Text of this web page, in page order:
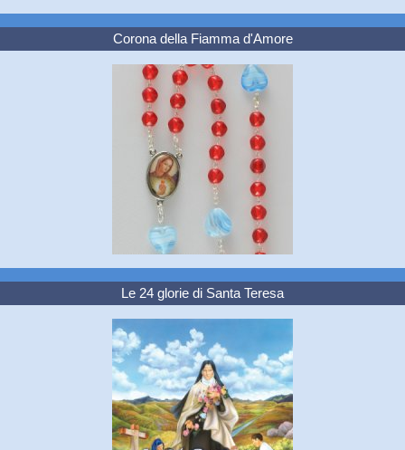
Corona della Fiamma d'Amore
Le 24 glorie di Santa Teresa